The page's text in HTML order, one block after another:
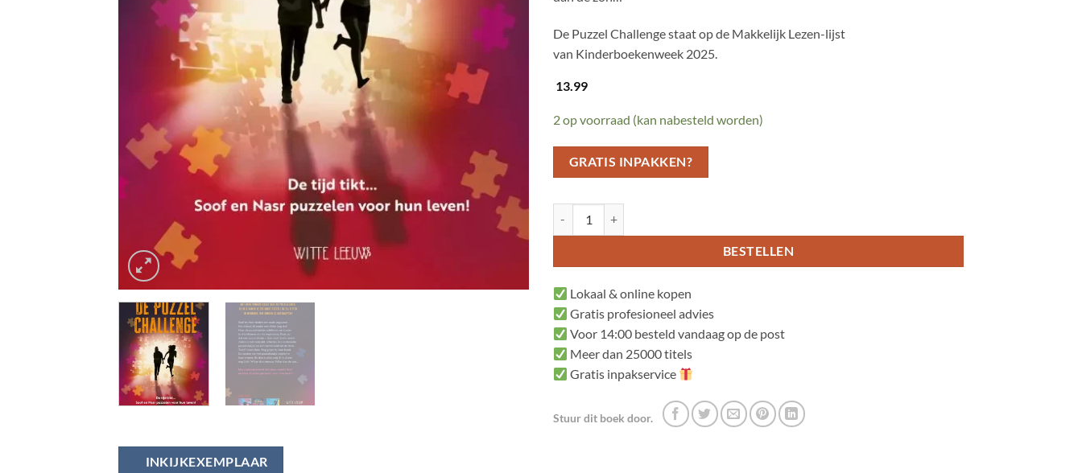
INKIJKEXEMPLAAR
De Puzzel Challenge staat op de Makkelijk Lezen-lijst
van Kinderboekenweek 2025.
13.99
2 op voorraad (kan nabesteld worden)
GRATIS INPAKKEN?
BESTELLEN
Lokaal & online kopen
Gratis profesioneel advies
Voor 14:00 besteld vandaag op de post
Meer dan 25000 titels
Gratis inpakservice
Stuur dit boek door.